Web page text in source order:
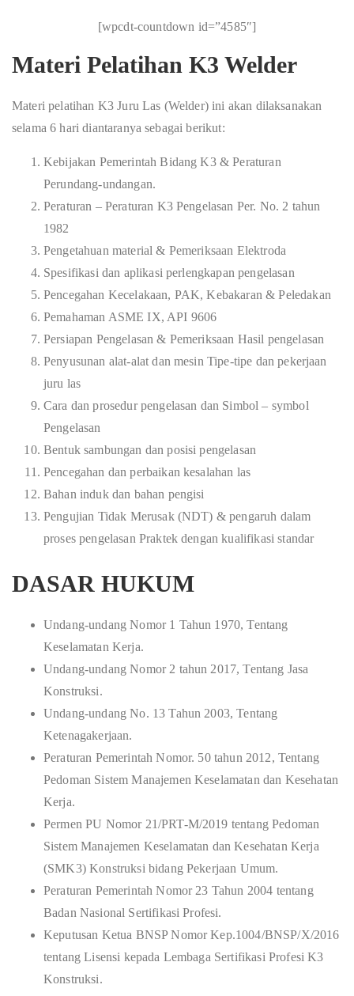
[wpcdt-countdown id=”4585″]
Materi Pelatihan K3 Welder
Materi pelatihan K3 Juru Las (Welder) ini akan dilaksanakan
selama 6 hari diantaranya sebagai berikut:
Kebijakan Pemerintah Bidang K3 & Peraturan
Perundang-undangan.
Peraturan – Peraturan K3 Pengelasan Per. No. 2 tahun
1982
Pengetahuan material & Pemeriksaan Elektroda
Spesifikasi dan aplikasi perlengkapan pengelasan
Pencegahan Kecelakaan, PAK, Kebakaran & Peledakan
Pemahaman ASME IX, API 9606
Persiapan Pengelasan & Pemeriksaan Hasil pengelasan
Penyusunan alat-alat dan mesin Tipe-tipe dan pekerjaan
juru las
Cara dan prosedur pengelasan dan Simbol – symbol
Pengelasan
Bentuk sambungan dan posisi pengelasan
Pencegahan dan perbaikan kesalahan las
Bahan induk dan bahan pengisi
Pengujian Tidak Merusak (NDT) & pengaruh dalam
proses pengelasan Praktek dengan kualifikasi standar
DASAR HUKUM
Undang-undang Nomor 1 Tahun 1970, Tentang
Keselamatan Kerja.
Undang-undang Nomor 2 tahun 2017, Tentang Jasa
Konstruksi.
Undang-undang No. 13 Tahun 2003, Tentang
Ketenagakerjaan.
Peraturan Pemerintah Nomor. 50 tahun 2012, Tentang
Pedoman Sistem Manajemen Keselamatan dan Kesehatan
Kerja.
Permen PU Nomor 21/PRT-M/2019 tentang Pedoman
Sistem Manajemen Keselamatan dan Kesehatan Kerja
(SMK3) Konstruksi bidang Pekerjaan Umum.
Peraturan Pemerintah Nomor 23 Tahun 2004 tentang
Badan Nasional Sertifikasi Profesi.
Keputusan Ketua BNSP Nomor Kep.1004/BNSP/X/2016
tentang Lisensi kepada Lembaga Sertifikasi Profesi K3
Konstruksi.